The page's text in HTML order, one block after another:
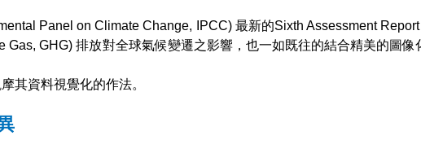
Panel on Climate Change, IPCC) 最新的Sixth Assessment
Gas, GHG) 排放對全球氣候變遷之影響，也一如既往的結合精美的圖像
其資料視覺化的作法。